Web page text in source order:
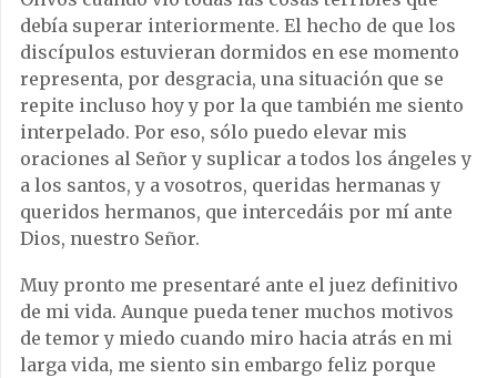
debía superar interiormente. El hecho de que los
discípulos estuvieran dormidos en ese momento
representa, por desgracia, una situación que se
repite incluso hoy y por la que también me siento
interpelado. Por eso, sólo puedo elevar mis
oraciones al Señor y suplicar a todos los ángeles y
a los santos, y a vosotros, queridas hermanas y
queridos hermanos, que intercedáis por mí ante
Dios, nuestro Señor.
Muy pronto me presentaré ante el juez definitivo
de mi vida. Aunque pueda tener muchos motivos
de temor y miedo cuando miro hacia atrás en mi
larga vida, me siento sin embargo feliz porque